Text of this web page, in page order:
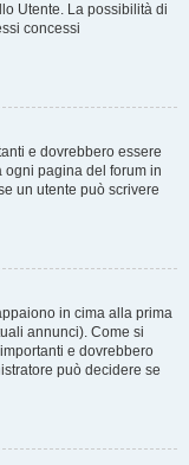
Utente. La possibilità di
concessi
e dovrebbero essere
ogni pagina del forum in
un utente può scrivere
in cima alla prima
annunci). Come si
e dovrebbero
può decidere se